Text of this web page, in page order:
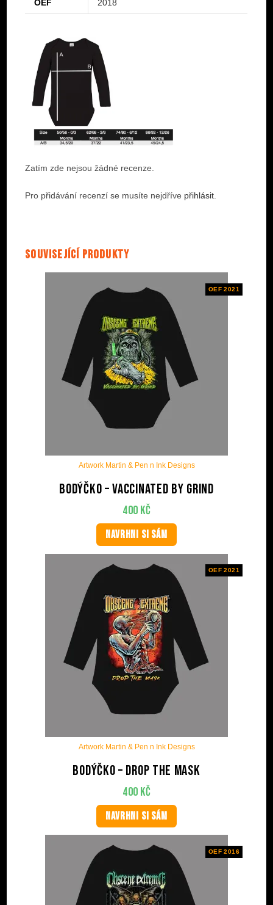
OEF 2018
Zatím zde nejsou žádné recenze.
Pro přidávání recenzí se musíte nejdříve přihlásit.
Související produkty
OEF 2021
Artwork Martin & Pen n Ink Designs
Bodýčko – Vaccinated by Grind
400 Kč
NAVRHNI SI SÁM
OEF 2021
Artwork Martin & Pen n Ink Designs
Bodýčko – Drop The Mask
400 Kč
NAVRHNI SI SÁM
OEF 2016